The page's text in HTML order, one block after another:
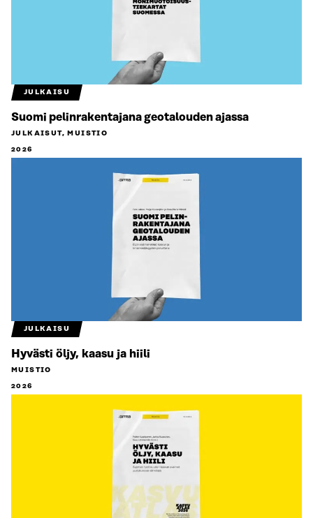
JULKAISU
Suomi pelinrakentajana geotalouden ajassa
JULKAISUT, MUISTIO
2026
JULKAISU
Hyvästi öljy, kaasu ja hiili
MUISTIO
2026